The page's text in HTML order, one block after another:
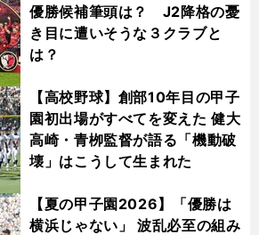
優勝候補筆頭は？ J2降格の憂
き目に遭いそうな３クラブと
は？
【高校野球】創部10年目の甲子
園初出場がすべてを変えた 健大
高崎・青栁監督が語る「機動破
壊」はこうして生まれた
【夏の甲子園2026】「優勝は
横浜じゃない」 波乱必至の組み